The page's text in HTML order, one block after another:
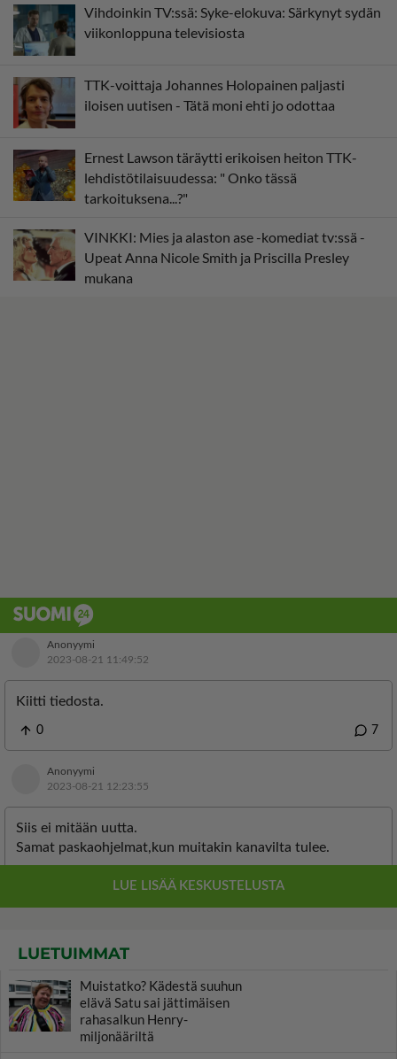
Vihdoinkin TV:ssä: Syke-elokuva: Särkynyt sydän
viikonloppuna televisiosta
TTK-voittaja Johannes Holopainen paljasti
iloisen uutisen - Tätä moni ehti jo odottaa
Ernest Lawson täräytti erikoisen heiton TTK-
lehdistötilaisuudessa: " Onko tässä
tarkoituksena...?"
VINKKI: Mies ja alaston ase -komediat tv:ssä -
Upeat Anna Nicole Smith ja Priscilla Presley
mukana
LUETUIMMAT
Muistatko? Kädestä suuhun
elävä Satu sai jättimäisen
rahasalkun Henry-
miljonääriltä